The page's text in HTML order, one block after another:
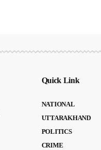
Quick Link
NATIONAL
UTTARAKHAND
POLITICS
CRIME